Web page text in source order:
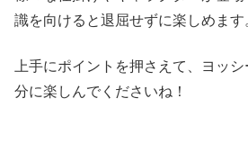
識を向けると退屈せずに楽しめます
上手にポイントを押さえて、ヨッ
分に楽しんでくださいね！